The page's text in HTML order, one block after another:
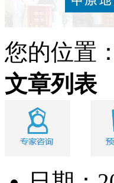
您的位置：
文章列表